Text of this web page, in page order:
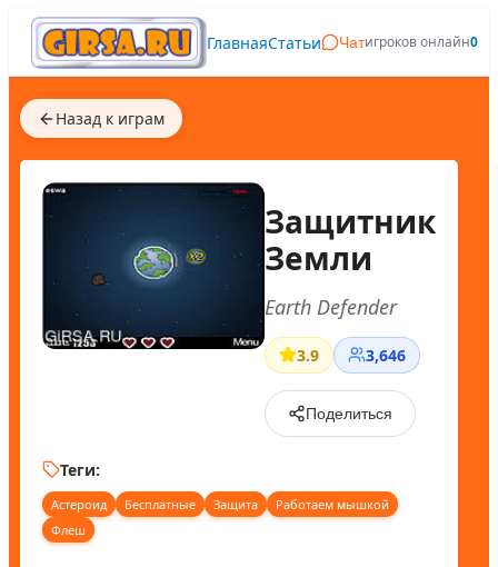
ГлавнаяСтатьи Чатигроков онлайн0
Назад к играм
Защитник
Земли
Earth Defender
3.9 3,646
Поделиться
Теги:
Астероид Бесплатные Защита
Работаем мышкой
Флеш